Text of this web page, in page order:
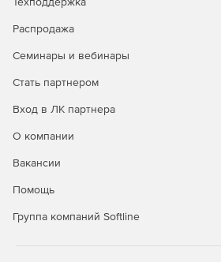
Распродажа
Семинары и вебинары
Стать партнером
Вход в ЛК партнера
О компании
Вакансии
Помощь
Группа компаний Softline